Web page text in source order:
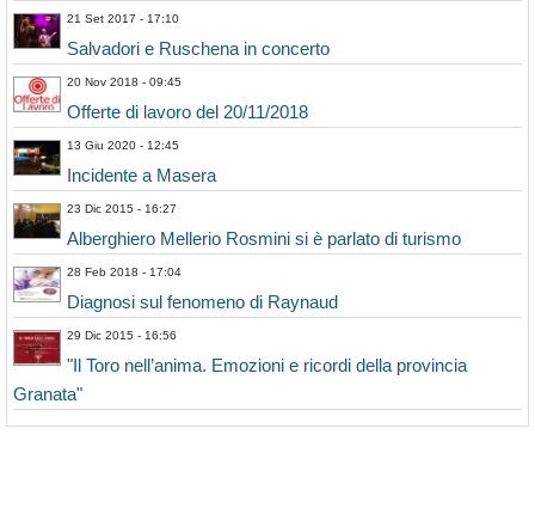
21 Set 2017 - 17:10
Salvadori e Ruschena in concerto
20 Nov 2018 - 09:45
Offerte di lavoro del 20/11/2018
13 Giu 2020 - 12:45
Incidente a Masera
23 Dic 2015 - 16:27
Alberghiero Mellerio Rosmini si è parlato di turismo
28 Feb 2018 - 17:04
Diagnosi sul fenomeno di Raynaud
29 Dic 2015 - 16:56
"Il Toro nell’anima. Emozioni e ricordi della provincia
Granata"